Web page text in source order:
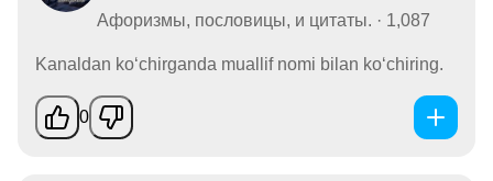
Афоризмы, пословицы, и цитаты. · 1,087
Kanaldan koʻchirganda muallif nomi bilan koʻchiring.
0